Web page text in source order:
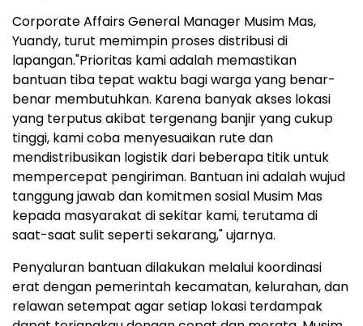
Corporate Affairs General Manager Musim Mas,
Yuandy, turut memimpin proses distribusi di
lapangan."Prioritas kami adalah memastikan
bantuan tiba tepat waktu bagi warga yang benar-
benar membutuhkan. Karena banyak akses lokasi
yang terputus akibat tergenang banjir yang cukup
tinggi, kami coba menyesuaikan rute dan
mendistribusikan logistik dari beberapa titik untuk
mempercepat pengiriman. Bantuan ini adalah wujud
tanggung jawab dan komitmen sosial Musim Mas
kepada masyarakat di sekitar kami, terutama di
saat-saat sulit seperti sekarang," ujarnya.
Penyaluran bantuan dilakukan melalui koordinasi
erat dengan pemerintah kecamatan, kelurahan, dan
relawan setempat agar setiap lokasi terdampak